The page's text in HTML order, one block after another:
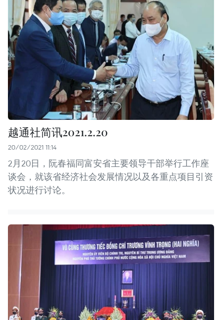
越通社简讯2021.2.20
20/02/2021 11:14
2月20日，阮春福同富安省主要领导干部举行工作座
谈会，就该省经济社会发展情况以及各重点项目引资
状况进行讨论。